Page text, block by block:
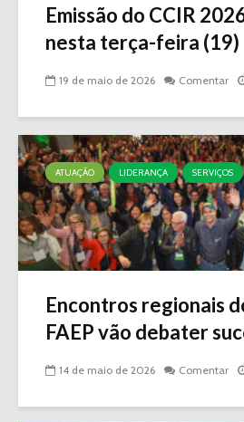
Emissão do CCIR
nesta terça-feira (19)
19 de maio de 2026 Comentar
ATUAÇÃO LIDERANÇA SERVIÇOS
Encontros regionais
FAEP vão debater
14 de maio de 2026 Comentar